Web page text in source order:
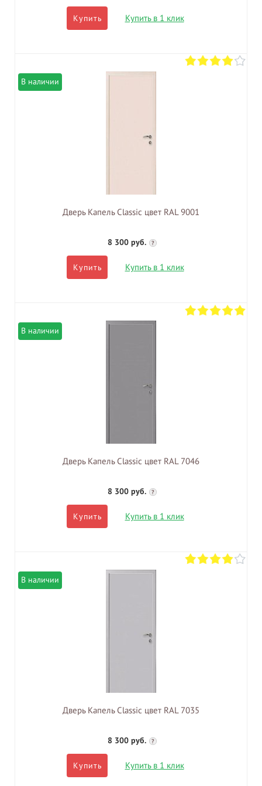
Купить Купить в 1 клик
В наличии
Дверь Капель Classic цвет RAL 9001
8 300 руб. ?
Купить Купить в 1 клик
В наличии
Дверь Капель Classic цвет RAL 7046
8 300 руб. ?
Купить Купить в 1 клик
В наличии
Дверь Капель Classic цвет RAL 7035
8 300 руб. ?
Купить Купить в 1 клик